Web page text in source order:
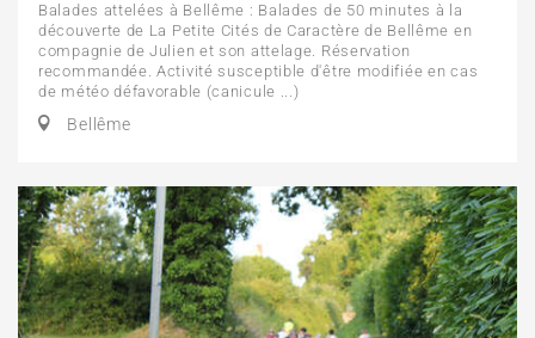
Balades attelées à Bellême : Balades de 50 minutes à la
découverte de La Petite Cités de Caractère de Bellême en
compagnie de Julien et son attelage. Réservation
recommandée. Activité susceptible d'être modifiée en cas
de météo défavorable (canicule ...)
Bellême